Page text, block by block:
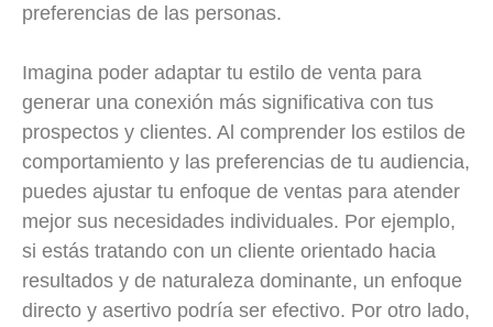
preferencias de las personas.
Imagina poder adaptar tu estilo de venta para
generar una conexión más significativa con tus
prospectos y clientes. Al comprender los estilos de
comportamiento y las preferencias de tu audiencia,
puedes ajustar tu enfoque de ventas para atender
mejor sus necesidades individuales. Por ejemplo,
si estás tratando con un cliente orientado hacia
resultados y de naturaleza dominante, un enfoque
directo y asertivo podría ser efectivo. Por otro lado,